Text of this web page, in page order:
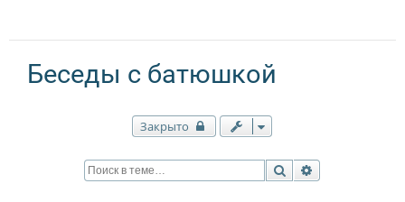
Беседы с батюшкой
Закрыто
Поиск